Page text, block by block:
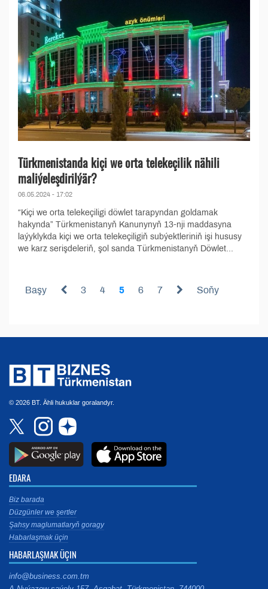
Türkmenistanda kiçi we orta telekeçilik nähili
maliýeleşdirilýär?
06.05.2024 - 17:02
“Kiçi we orta telekeçiligi döwlet tarapyndan goldamak
hakynda” Türkmenistanyň Kanunynyň 13-nji maddasyna
laýyklykda kiçi we orta telekeçiligiň subýektleriniň işi hususy
we karz serişdeleriň, şol sanda Türkmenistanyň Döwlet...
Başy 3 4 5 6 7 Soňy
© 2026 BT. Ähli hukuklar goralandyr.
EDARA
Biz barada
Düzgünler we şertler
Şahsy maglumatlaryň goragy
Habarlaşmak üçin
HABARLAŞMAK ÜÇIN
info@business.com.tm